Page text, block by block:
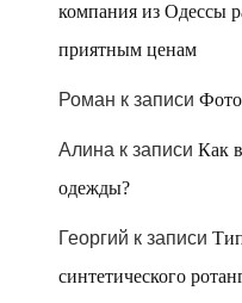
компания из Одессы
приятным ценам
Роман к записи
Алина к записи Как
одежды?
Георгий к записи
синтетического